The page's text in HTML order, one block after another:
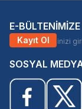
E-
Kayıt Ol
SOSYAL